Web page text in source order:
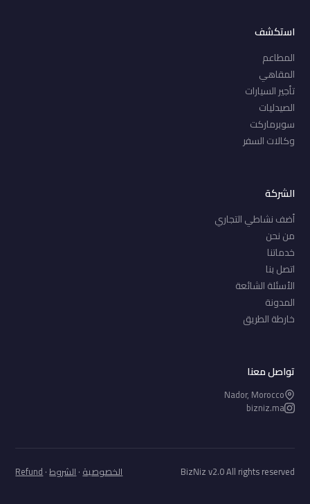
استكشف
المطاعم
المقاهي
تأجير السيارات
الصيدليات
سوبرماركت
وكالات السفر
الشركة
أضف نشاطي التجاري
من نحن
خدماتنا
اتصل بنا
الأسئلة الشائعة
المدونة
خارطة الطريق
تواصل معنا
Nador, Morocco
bizniz.ma
BizNiz v2.0 All rights reserved الخصوصية·الشروط·
Refund